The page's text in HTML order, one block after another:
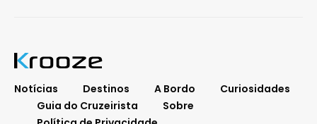
Notícias Destinos A Bordo
Curiosidades
Guia do Cruzeirista
Sobre